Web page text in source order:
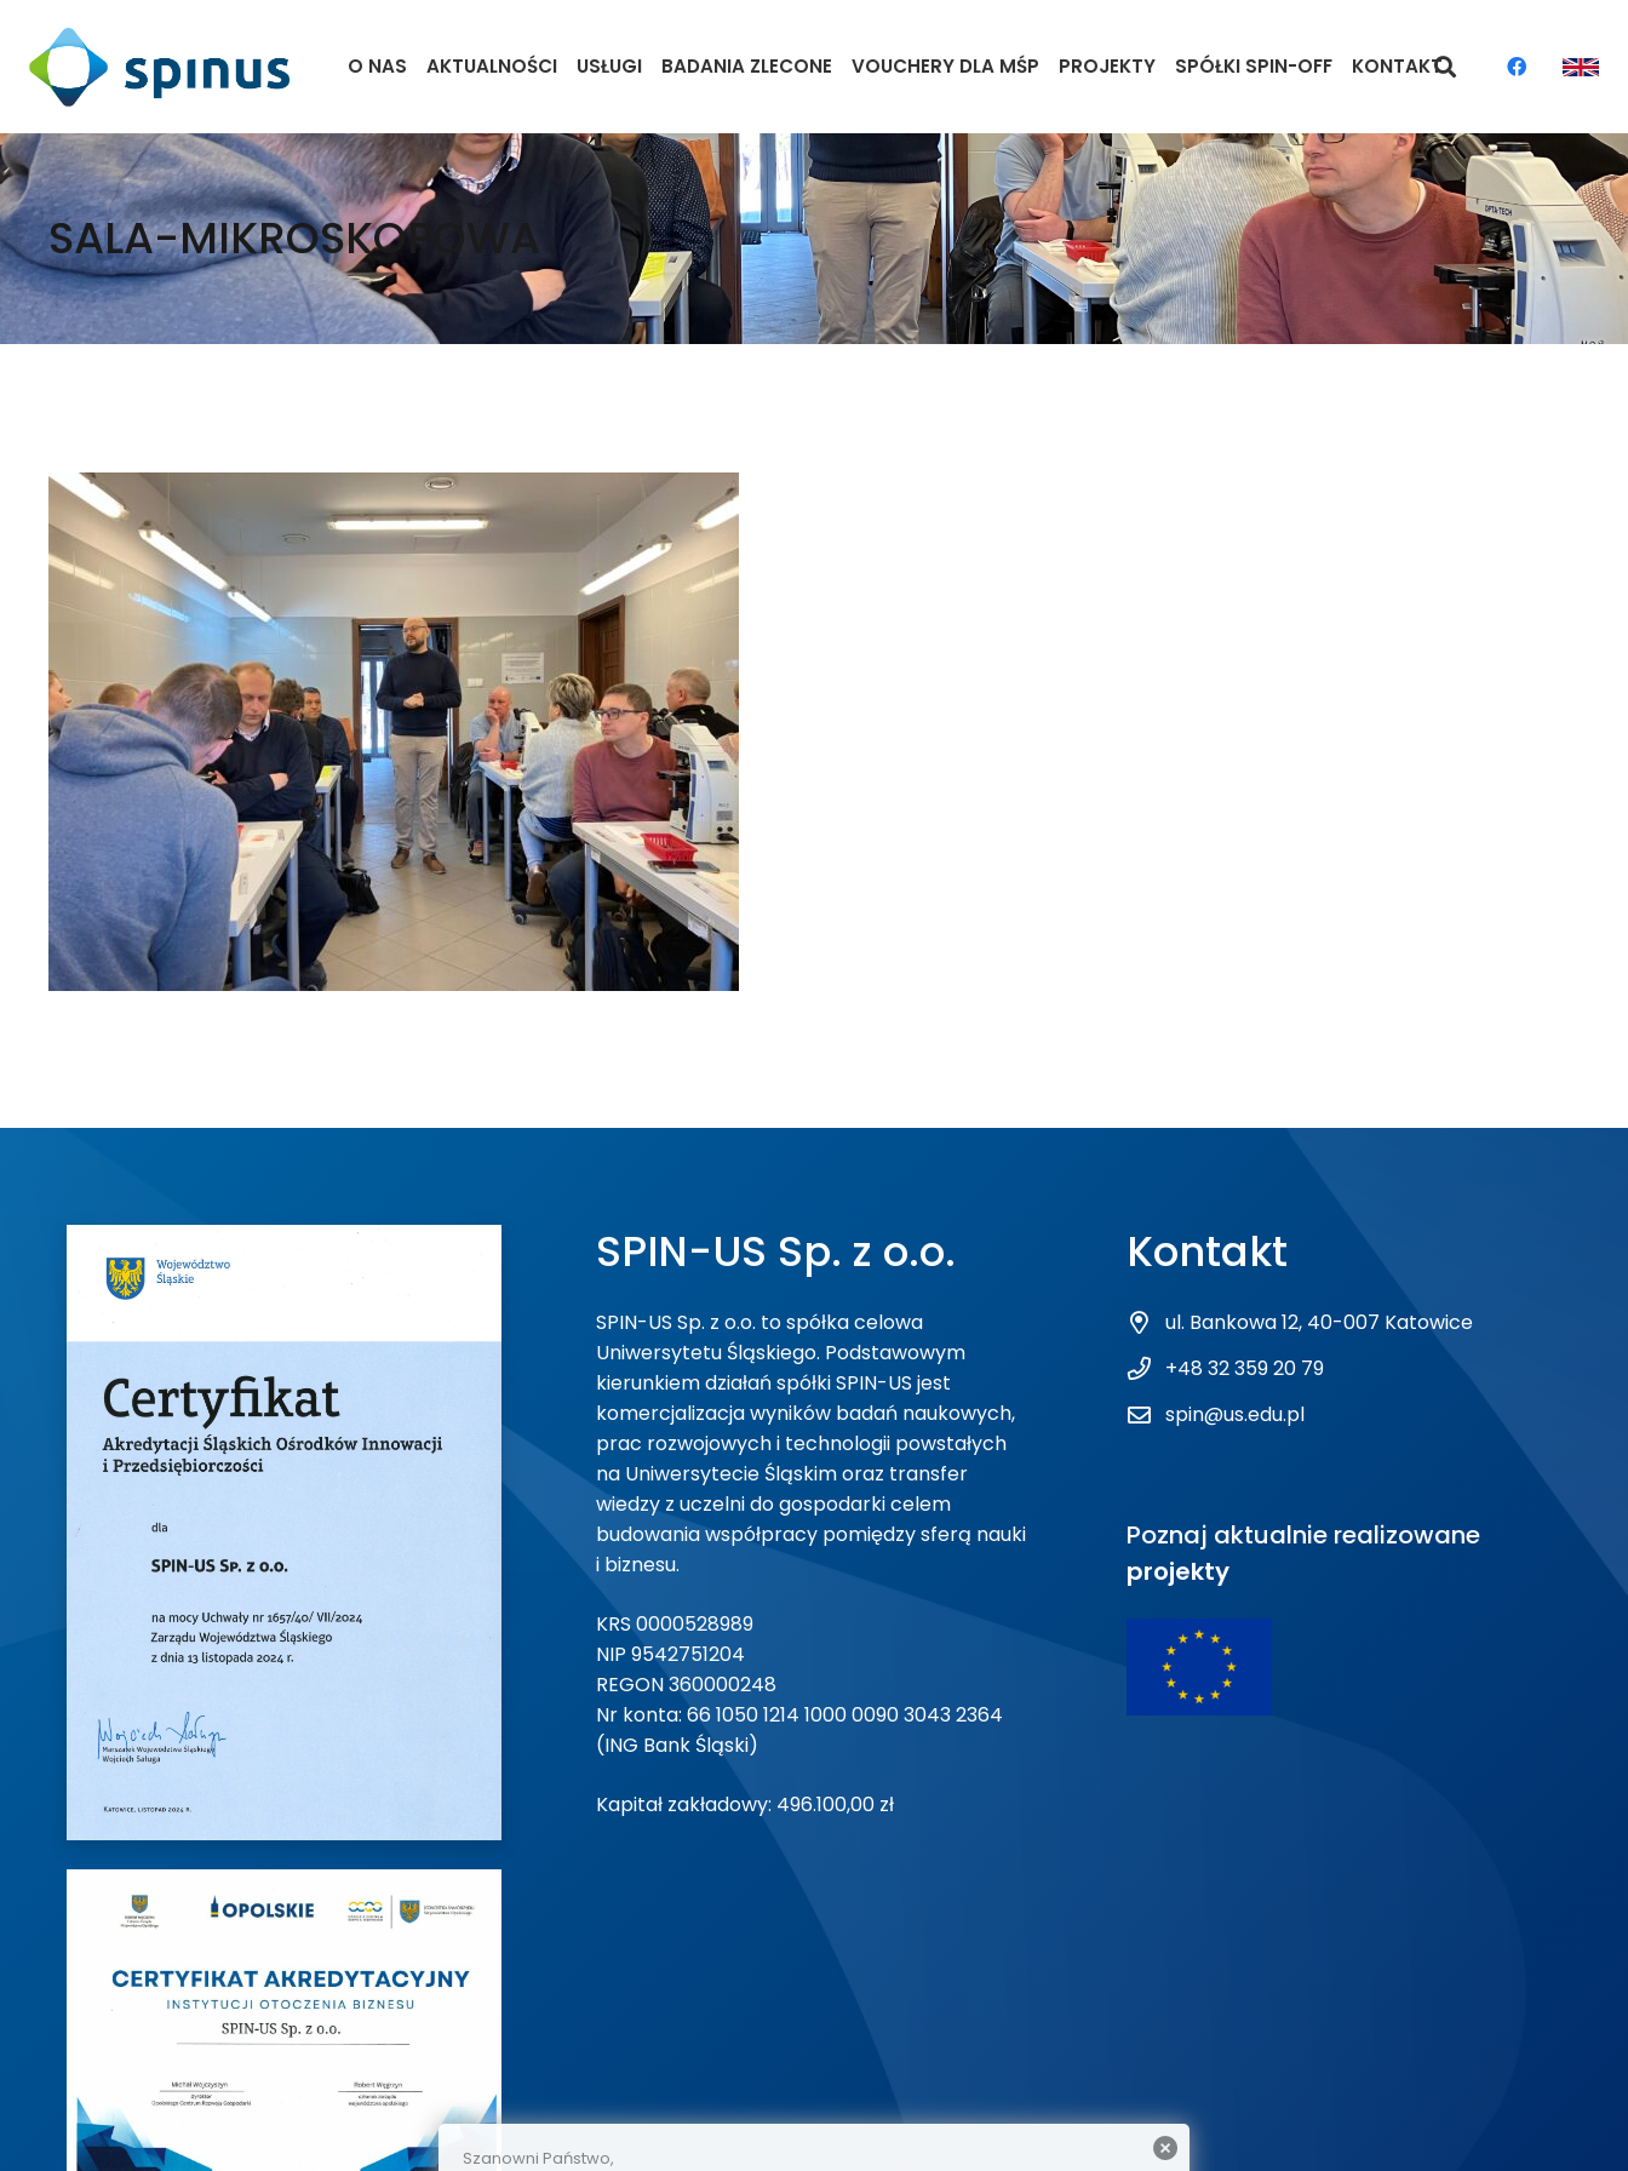
O NAS AKTUALNOŚCI USŁUGI BADANIA ZLECONE VOUCHERY DLA MŚP PROJEKTY SPÓŁKI SPIN-OFF KONTAKT
SALA-MIKROSKOPOWA
SPIN-US Sp. z o.o.
SPIN-US Sp. z o.o. to spółka celowa
Uniwersytetu Śląskiego. Podstawowym
kierunkiem działań spółki SPIN-US jest
komercjalizacja wyników badań naukowych,
prac rozwojowych i technologii powstałych
na Uniwersytecie Śląskim oraz transfer
wiedzy z uczelni do gospodarki celem
budowania współpracy pomiędzy sferą nauki
i biznesu.
KRS 0000528989
NIP 9542751204
REGON 360000248
Nr konta: 66 1050 1214 1000 0090 3043 2364
(ING Bank Śląski)
Kapitał zakładowy: 496.100,00 zł
Kontakt
ul. Bankowa 12, 40-007 Katowice
+48 32 359 20 79
spin@us.edu.pl
Poznaj aktualnie realizowane
projekty
Szanowni Państwo,